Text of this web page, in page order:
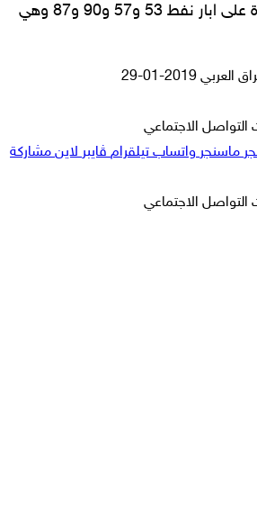
و33 فضلا عن السيطرة على ابار نفط 53 و57 و90 و87 وهي
العربي أرسل
إلكترونيا
2019-01-29
الاجتماعي
ماسنجر واتساب تيلقرام ڤايبر لاين مشاركة
الاجتماعي